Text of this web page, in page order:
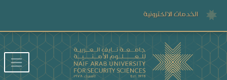
الخدمات الالكترونية